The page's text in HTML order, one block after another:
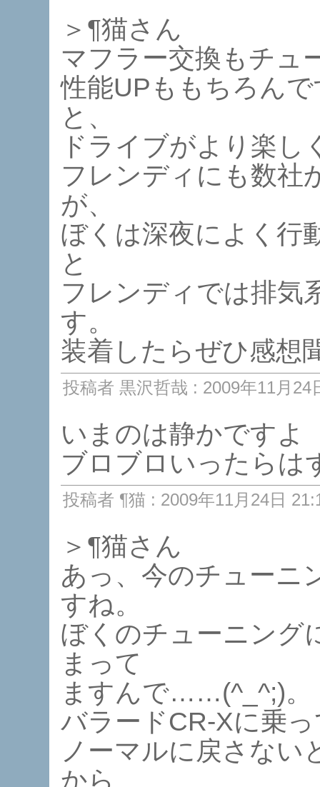
＞¶猫さん
マフラー交換もチュ
性能UPももちろん
と、
ドライブがより楽し
フレンディにも数社
が、
ぼくは深夜によく行
と
フレンディでは排気
す。
装着したらぜひ感想
投稿者 黒沢哲哉 : 2009年11月24
いまのは静かですよ
ブロブロいったらは
投稿者 ¶猫 : 2009年11月24日
＞¶猫さん
あっ、今のチューニ
すね。
ぼくのチューニング
まって
ますんで……(^_^;)。
バラードCR-Xに乗
ノーマルに戻さない
から